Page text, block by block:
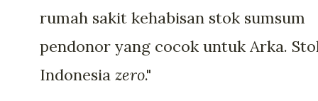
rumah sakit kehabisan stok sumsum
pendonor yang cocok untuk Arka.
Indonesia zero."